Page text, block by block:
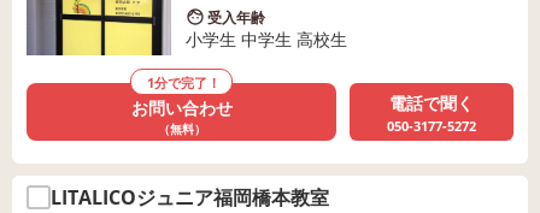
受入年齢
小学生 中学生 高校生
1分で完了！
お問い合わせ
（無料）
電話で聞く
050-3177-5272
LITALICOジュニア福岡橋本教室